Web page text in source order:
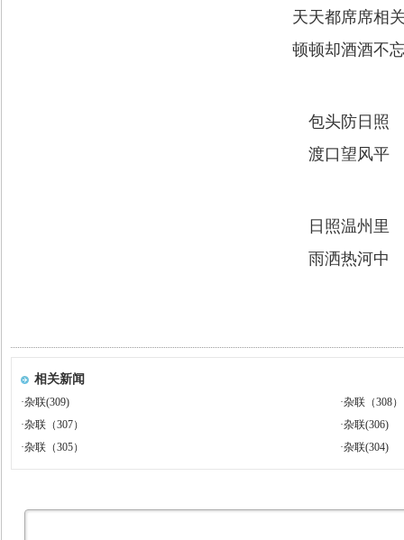
天天都席席相
顿顿却酒酒不
包头防日照
渡口望风平
日照温州里
雨洒热河中
相关新闻
·杂联(309) ·杂联（308）
·杂联（307） ·杂联(306)
·杂联（305） ·杂联(304)